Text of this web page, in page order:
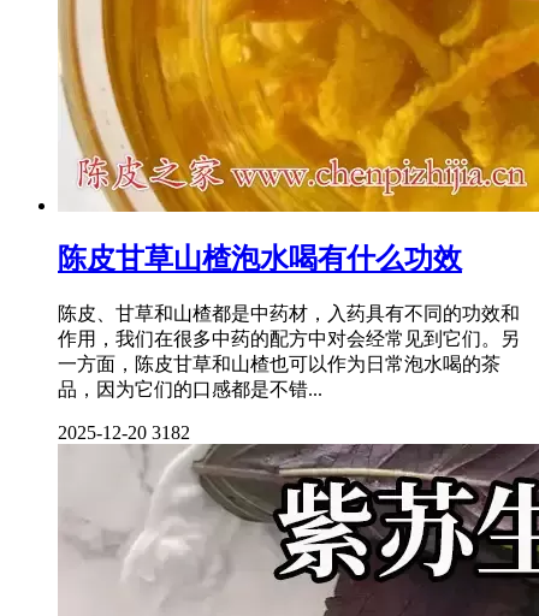
陈皮甘草山楂泡水喝有什么功效
陈皮、甘草和山楂都是中药材，入药具有不同的功效和
作用，我们在很多中药的配方中对会经常见到它们。另
一方面，陈皮甘草和山楂也可以作为日常泡水喝的茶
品，因为它们的口感都是不错...
2025-12-20 3182